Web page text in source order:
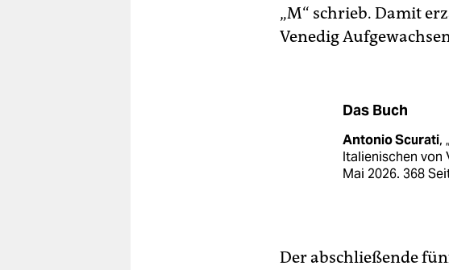
„M“ schrieb. Damit
Venedig
Das Buch
Antonio Scurati,
Italienischen von
Mai 2026. 368
Der abschließende